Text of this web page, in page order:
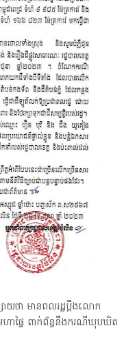
ាយថា មានពលរដ្ឋប្តឹងលោក
ាផ្ទៃ ពាក់ព័ន្ធនឹងករណីឃុបឃិត